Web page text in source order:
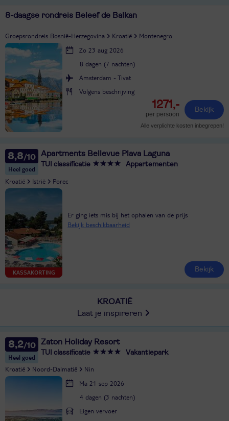
8-daagse rondreis Beleef de Balkan
Groepsrondreis Bosnië-Herzegovina Kroatië
Montenegro
Zo 23 aug 2026
8 dagen (7 nachten)
Amsterdam - Tivat
Volgens beschrijving
1271,-
per persoon
Bekijk
Alle verplichte kosten inbegrepen!
8,8
Heel goed
Apartments Bellevue Plava Laguna
TUI classificatie Appartementen
Kroatië Istrië Porec
KASSAKORTING
Er ging iets mis bij het ophalen van de prijs
Bekijk beschikbaarheid
Bekijk
KROATIË
Laat je inspireren
8,2
Heel goed
Zaton Holiday Resort
TUI classificatie Vakantiepark
Kroatië Noord-Dalmatië Nin
Ma 21 sep 2026
4 dagen (3 nachten)
Eigen vervoer